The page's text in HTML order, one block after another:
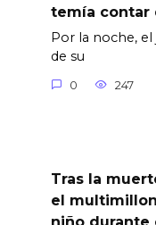
temía contar
Por la noche,
de su
0 247
Tras la
el
niño durante